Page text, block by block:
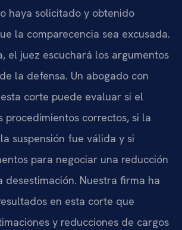
haya solicitado y obtenido
la comparecencia sea excusada.
el juez escuchará los argumentos
la defensa. Un abogado con
corte puede evaluar si el
procedimientos correctos, si la
suspensión fue válida y si
para negociar una reducción
desestimación. Nuestra firma ha
en esta corte que
y reducciones de cargos